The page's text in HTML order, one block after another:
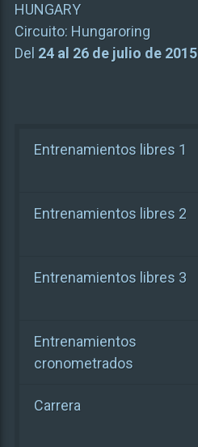
HUNGARY
Circuito: Hungaroring
Del 24 al 26 de julio de 2015
Entrenamientos libres 1
Entrenamientos libres 2
Entrenamientos libres 3
Entrenamientos
cronometrados
Carrera